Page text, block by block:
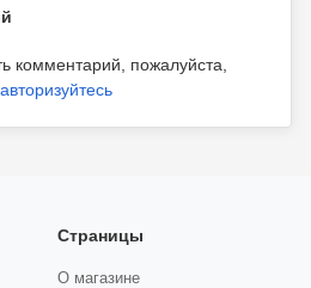
комментарий, пожалуйста,
авторизуйтесь
Страницы
О магазине